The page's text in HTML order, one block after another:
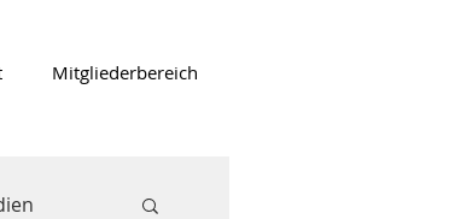
Mitgliederbereich